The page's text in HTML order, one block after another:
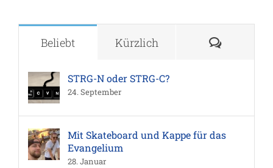
Beliebt Kürzlich
STRG-N oder STRG-C?
24. September
Mit Skateboard und Kappe für das
Evangelium
28. Januar